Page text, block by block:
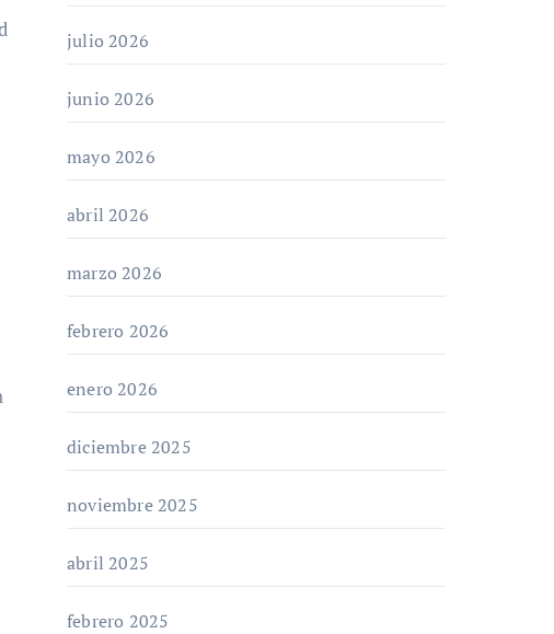
julio 2026
junio 2026
mayo 2026
abril 2026
marzo 2026
febrero 2026
enero 2026
diciembre 2025
noviembre 2025
abril 2025
febrero 2025